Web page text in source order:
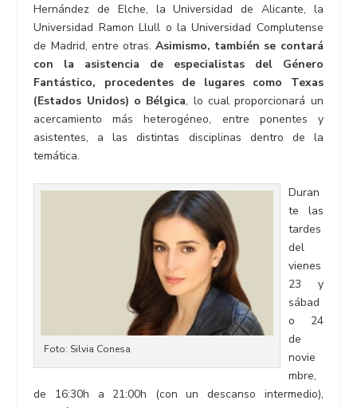
Hernández de Elche, la Universidad de Alicante, la
Universidad Ramon Llull o la Universidad Complutense
de Madrid, entre otras.Asimismo, también se contará
con la asistencia de especialistas del Género
Fantástico, procedentes de lugares como Texas
(Estados Unidos) o Bélgica, lo cual proporcionará un
acercamiento más heterogéneo, entre ponentes y
asistentes, a las distintas disciplinas dentro de la
temática.
Foto: Silvia Conesa
Duran
te las
tardes
del
vienes
23 y
sábad
o 24
de
novie
mbre,
de 16:30h a 21:00h (con un descanso intermedio),